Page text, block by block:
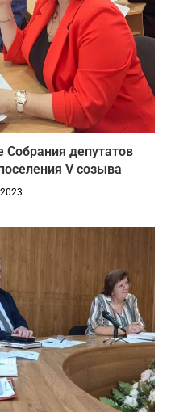
Собрания депутатов
V созыва